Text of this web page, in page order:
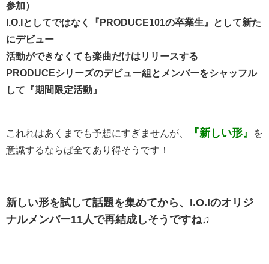
参加）
I.O.Iとしてではなく『PRODUCE101の卒業生』として新た
にデビュー
活動ができなくても楽曲だけはリリースする
PRODUCEシリーズのデビュー組とメンバーをシャッフル
して『期間限定活動』
これれはあくまでも予想にすぎませんが、 『新しい形』
を
意識するならば全てあり得そうです！
新しい形を試して話題を集めてから、I.O.Iのオリジ
ナルメンバー11人で再結成しそうですね♫